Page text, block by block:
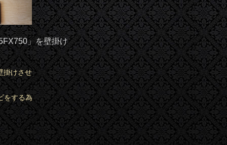
」を壁掛け
掛けさせ
をする為